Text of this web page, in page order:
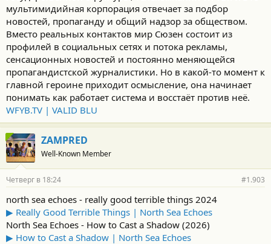
мультимидийная корпорация отвечает за подбор
новостей, пропаганду и общий надзор за обществом.
Вместо реальных контактов мир Сюзен состоит из
профилей в социальных сетях и потока рекламы,
сенсационных новостей и постоянно меняющейся
пропагандистской журналистики. Но в какой-то момент к
главной героине приходит осмысление, она начинает
понимать как работает система и восстаёт против неё.
WFYB.TV | VALID BLU
ZAMPRED
Well-Known Member
Четверг в 18:24 #1.903
north sea echoes - really good terrible things 2024
▶︎ Really Good Terrible Things | North Sea Echoes
North Sea Echoes - How to Cast a Shadow (2026)
▶︎ How to Cast a Shadow | North Sea Echoes